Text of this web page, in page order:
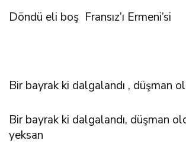
Döndü eli boş Fransız’ı Ermeni’si
Bir bayrak ki dalgalandı , düşman
Bir bayrak ki dalgalandı, düşman
yeksan